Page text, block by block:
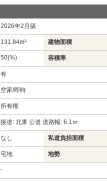
2026年2月築
131.84m² 建物面積
50(%) 容積率
有
空家/即時
所有権
接道: 北東 公道 道路幅: 6.1ｍ
なし 私道負担面積
宅地 地勢
-